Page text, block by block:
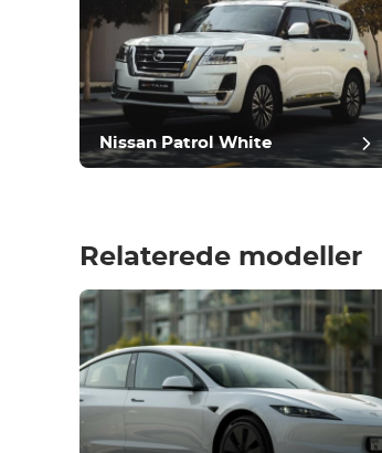
Komfortabel
Klimakontrol
Kør
Tilstand
Nissan Patrol White
Relaterede modeller